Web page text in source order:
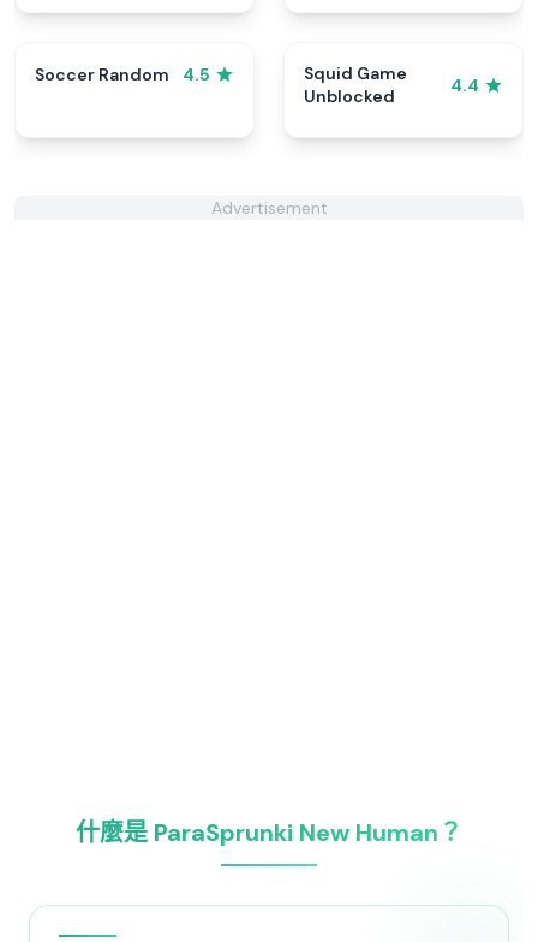
Soccer Random 4.5
Squid Game
Unblocked
4.4
Advertisement
什麼是 ParaSprunki New Human？